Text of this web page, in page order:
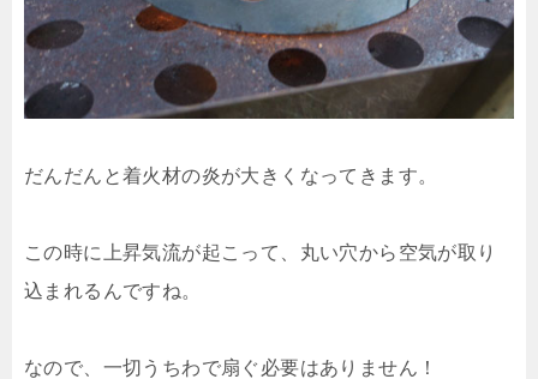
だんだんと着火材の炎が大きくなってきます。
この時に上昇気流が起こって、丸い穴から空気が取り
込まれるんですね。
なので、一切うちわで扇ぐ必要はありません！